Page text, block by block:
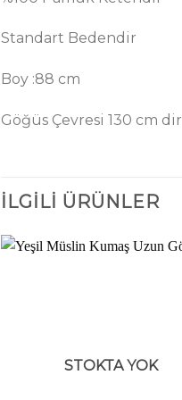
Standart Bedendir
Boy :88 cm
Göğüs Çevresi 130 cm dir
İLGILI ÜRÜNLER
STOKTA YOK